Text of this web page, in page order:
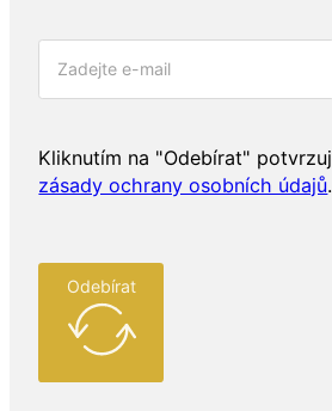
Kliknutím na "Odebírat"
zásady ochrany osobních údajů.
Odebírat